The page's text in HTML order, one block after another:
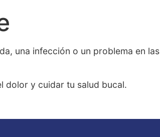
una infección o un problema en las
dolor y cuidar tu salud bucal.